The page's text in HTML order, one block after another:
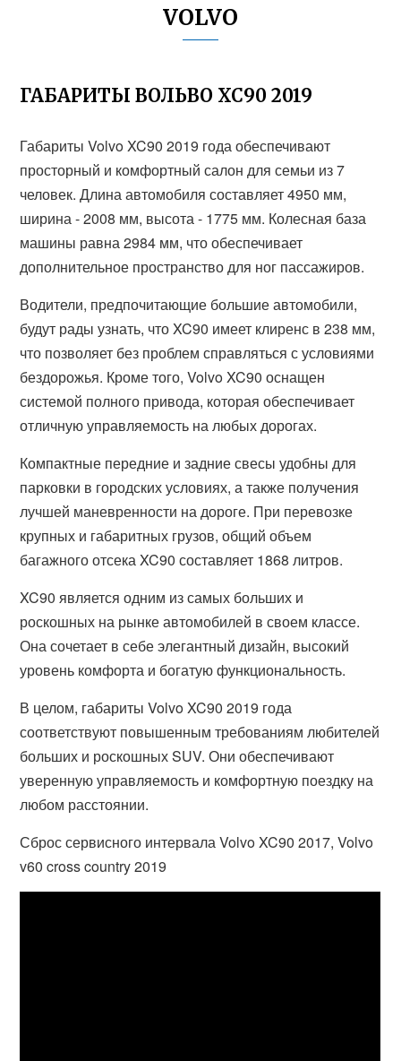
VOLVO
ГАБАРИТЫ ВОЛЬВО ХС90 2019
Габариты Volvo XC90 2019 года обеспечивают
просторный и комфортный салон для семьи из 7
человек. Длина автомобиля составляет 4950 мм,
ширина - 2008 мм, высота - 1775 мм. Колесная база
машины равна 2984 мм, что обеспечивает
дополнительное пространство для ног пассажиров.
Водители, предпочитающие большие автомобили,
будут рады узнать, что XC90 имеет клиренс в 238 мм,
что позволяет без проблем справляться с условиями
бездорожья. Кроме того, Volvo XC90 оснащен
системой полного привода, которая обеспечивает
отличную управляемость на любых дорогах.
Компактные передние и задние свесы удобны для
парковки в городских условиях, а также получения
лучшей маневренности на дороге. При перевозке
крупных и габаритных грузов, общий объем
багажного отсека XC90 составляет 1868 литров.
XC90 является одним из самых больших и
роскошных на рынке автомобилей в своем классе.
Она сочетает в себе элегантный дизайн, высокий
уровень комфорта и богатую функциональность.
В целом, габариты Volvo XC90 2019 года
соответствуют повышенным требованиям любителей
больших и роскошных SUV. Они обеспечивают
уверенную управляемость и комфортную поездку на
любом расстоянии.
Сброс сервисного интервала Volvo XC90 2017, Volvo
v60 cross country 2019